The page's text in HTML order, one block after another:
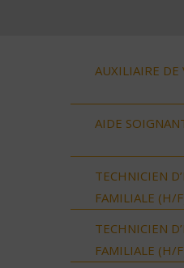
AUXILIAIRE DE
AIDE
TECHNICIEN
FAMILIALE (H/
TECHNICIEN
FAMILIALE (H/